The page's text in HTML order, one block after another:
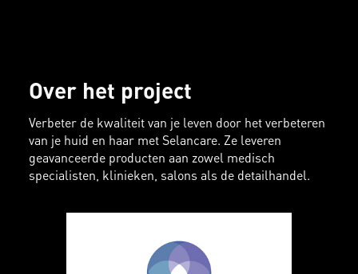
Over het project
Verbeter de kwaliteit van je leven door het verbeteren
van je huid en haar met Selancare. Ze leveren
geavanceerde producten aan zowel medisch
specialisten, klinieken, salons als de detailhandel.